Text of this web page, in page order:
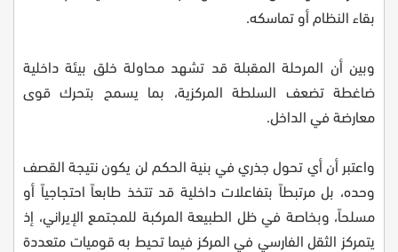
بقاء النظام أو تماسكه.
وبين أن المرحلة المقبلة قد تشهد محاولة خلق بيئة داخلية
ضاغطة تضعف السلطة المركزية، بما يسمح بتحرك قوى
معارضة في الداخل.
واعتبر أن أي تحول جذري في بنية الحكم لن يكون نتيجة القصف
وحده، بل مرتبطاً بتفاعلات داخلية قد تتخذ طابعاً احتجاجياً أو
مسلحاً، وبخاصة في ظل الطبيعة المركبة للمجتمع الإيراني، إذ
يتمركز الثقل الفارسي في المركز فيما تحيط به قوميات متعددة